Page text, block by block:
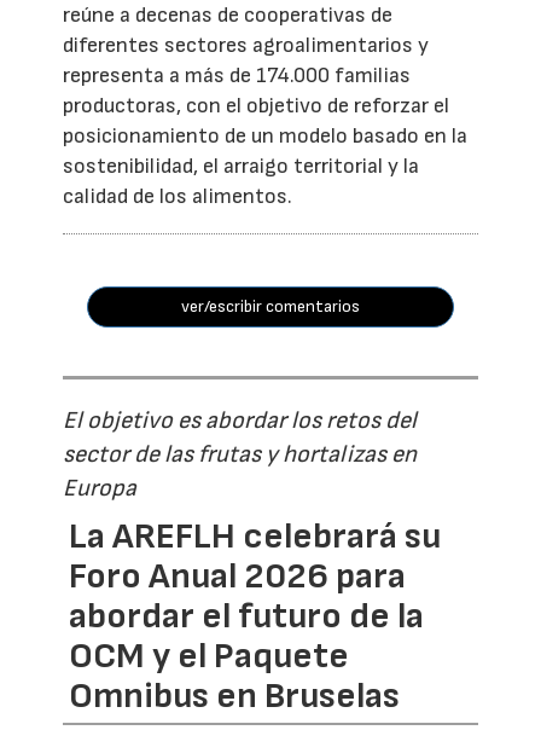
reúne a decenas de cooperativas de
diferentes sectores agroalimentarios y
representa a más de 174.000 familias
productoras, con el objetivo de reforzar el
posicionamiento de un modelo basado en la
sostenibilidad, el arraigo territorial y la
calidad de los alimentos.
ver/escribir comentarios
El objetivo es abordar los retos del
sector de las frutas y hortalizas en
Europa
La AREFLH celebrará su
Foro Anual 2026 para
abordar el futuro de la
OCM y el Paquete
Omnibus en Bruselas